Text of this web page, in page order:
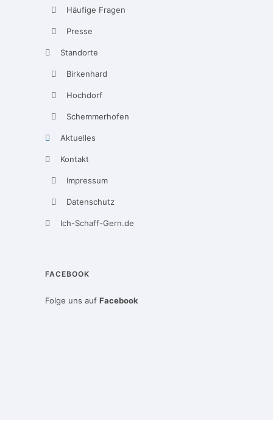
Häufige Fragen
Presse
Standorte
Birkenhard
Hochdorf
Schemmerhofen
Aktuelles
Kontakt
Impressum
Datenschutz
Ich-Schaff-Gern.de
FACEBOOK
Folge uns auf Facebook